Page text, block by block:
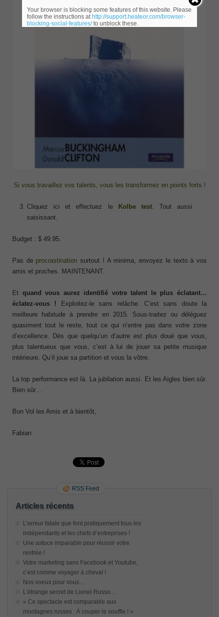
Si vous travaillez vos talents, vous les transformez en points forts !
Cliquez ici et effectuez le Kolbe test. Tout aussi
saisissant.
Budget : $ 49.95.
Pas de procrastination surtout ! A minima, envoyez le texto à vos
amis et proches. MAINTENANT.
Et quand vous aurez identifié votre talent le plus éclatant…
éclatez-vous ! Exploitez-le sans relâche. C’est sans doute la
meilleure habitude à prendre en 2015. Sous-traitez ou déléguez
quasiment tout le reste, tout ce qui n’entre pas dans votre zone
d’excellence. Dès que quelqu’un d’autre est plus doué que vous,
plus talentueux que vous, c’est à lui de jouer sa petite musique
intérieure. Qu’il joue sa partition et vous la vôtre.
La top performance est là. La jubilation aussi. Et les Aigles bien sûr.
Bien sûr…
Bon Vol les Amis et à bientôt,
Fabian
RSS Feed
Articles récents
L’erreur fatale que font pratiquement tous les
indépendants et les chefs d’entreprises !
Une astuce imparable pour réussir votre
rentrée !
Votre marketing sans Facebook et Youtube,
c’est comme voyager à cheval !
Nos voeux pour vous…
L’étrange secret de Lionel Russo…
« Ce spectacle est comparable aux
montagnes russes : À couper le souffle ! »
Your browser is blocking some features of this website. Please
follow the instructions at http://support.heateor.com/browser-
blocking-social-features/to unblock these.